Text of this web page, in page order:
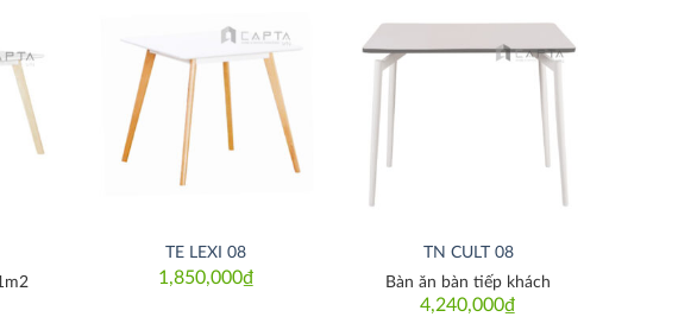
Thích Thích
TE LEXI 08
1,850,000₫
Thích
TN CULT 08
4,240,000₫
Bàn ăn bàn tiếp khách